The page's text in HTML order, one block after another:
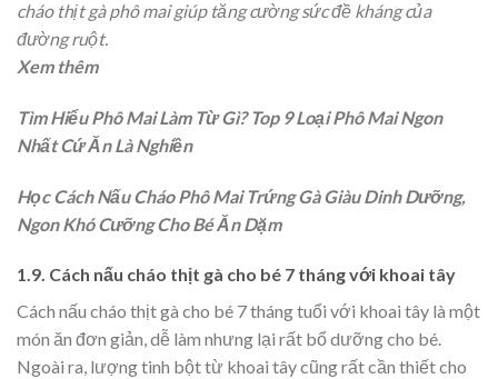
cháo thịt gà phô mai giúp tăng cường sức đề kháng của
đường ruột.
Xem thêm
Tìm Hiểu Phô Mai Làm Từ Gì? Top 9 Loại Phô Mai Ngon
Nhất Cứ Ăn Là Nghiền
Học Cách Nấu Cháo Phô Mai Trứng Gà Giàu Dinh Dưỡng,
Ngon Khó Cưỡng Cho Bé Ăn Dặm
1.9. Cách nấu cháo thịt gà cho bé 7 tháng với khoai tây
Cách nấu cháo thịt gà cho bé 7 tháng tuổi với khoai tây là một
món ăn đơn giản, dễ làm nhưng lại rất bổ dưỡng cho bé.
Ngoài ra, lượng tinh bột từ khoai tây cũng rất cần thiết cho